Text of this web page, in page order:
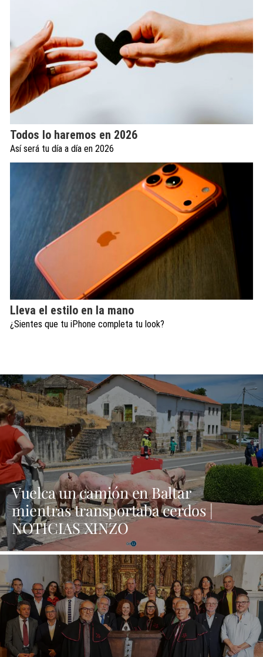
Todos lo haremos en 2026
Así será tu día a día en 2026
Lleva el estilo en la mano
¿Sientes que tu iPhone completa tu look?
Vuelca un camión en Baltar
mientras transportaba cerdos |
NOTICIAS XINZO